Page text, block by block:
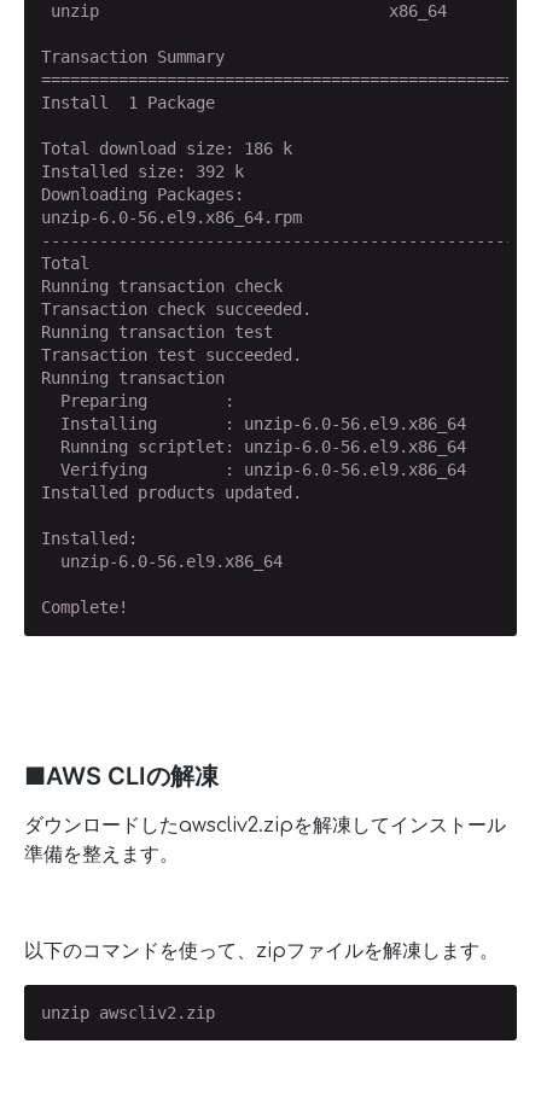
unzip                              x86_64
Transaction Summary
Install  1 Package
Total download size: 186 k
Installed size: 392 k
Downloading Packages:
unzip-6.0-56.el9.x86_64.rpm
Total
Running transaction check
Transaction check succeeded.
Running transaction test
Transaction test succeeded.
Running transaction
Preparing        :
Installing       : unzip-6.0-56.el9.x86_64
Running scriptlet: unzip-6.0-56.el9.x86_64
Verifying        : unzip-6.0-56.el9.x86_64
Installed products updated.
Installed:
  unzip-6.0-56.el9.x86_64
Complete!
■AWS CLIの解凍
ダウンロードしたawscliv2.zipを解凍してインストール
準備を整えます。
以下のコマンドを使って、zipファイルを解凍します。
unzip awscliv2.zip